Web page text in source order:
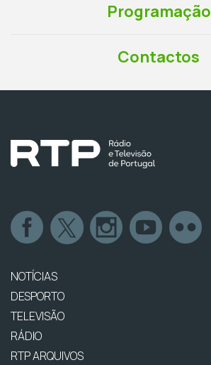
Programação
Contactos
NOTÍCIAS
DESPORTO
TELEVISÃO
RÁDIO
RTP ARQUIVOS